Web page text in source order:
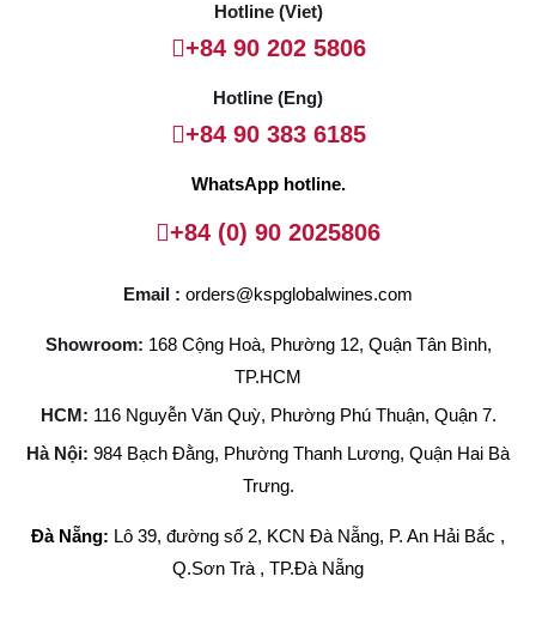
Hotline (Viet)
+84 90 202 5806
Hotline (Eng)
+84 90 383 6185
WhatsApp hotline.
+84 (0) 90 2025806
Email : orders@kspglobalwines.com
Showroom: 168 Cộng Hoà, Phường 12, Quận Tân Bình,
TP.HCM
HCM: 116 Nguyễn Văn Quỳ, Phường Phú Thuận, Quận 7.
Hà Nội: 984 Bạch Đằng, Phường Thanh Lương, Quận Hai Bà
Trưng.
Đà Nẵng: Lô 39, đường số 2, KCN Đà Nẵng, P. An Hải Bắc ,
Q.Sơn Trà , TP.Đà Nẵng